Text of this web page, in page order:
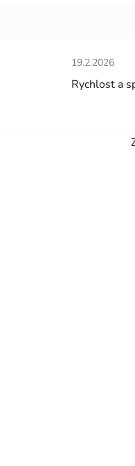
hvězdiček.
Hodnocení
19.2.2026
Rychlost a